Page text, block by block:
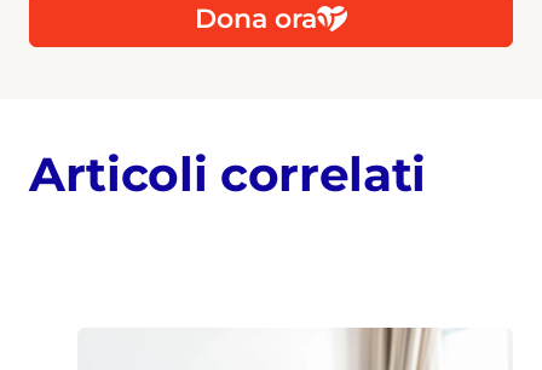
Dona ora
Articoli correlati